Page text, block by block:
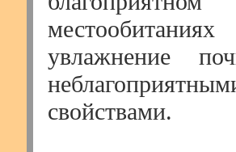
увлажнение
свойствами.